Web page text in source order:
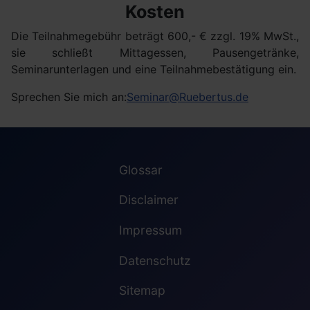
Kosten
Die Teilnahmegebühr beträgt 600,- € zzgl. 19% MwSt.,
sie schließt Mittagessen, Pausengetränke,
Seminarunterlagen und eine Teilnahmebestätigung ein.
Sprechen Sie mich an:Seminar@Ruebertus.de
Glossar
Disclaimer
Impressum
Datenschutz
Sitemap